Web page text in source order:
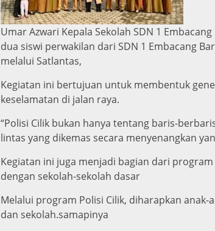
Umar Azwari Kepala Sekolah SDN 1
dua siswi perwakilan dari SDN 1 Embacang
melalui Satlantas,
Kegiatan ini bertujuan untuk membentuk
keselamatan di jalan raya.
“Polisi Cilik bukan hanya tentang baris-
lintas yang dikemas secara menyenangkan
Kegiatan ini juga menjadi bagian dari
dengan sekolah-sekolah dasar
Melalui program Polisi Cilik, diharapkan
dan sekolah.samapinya